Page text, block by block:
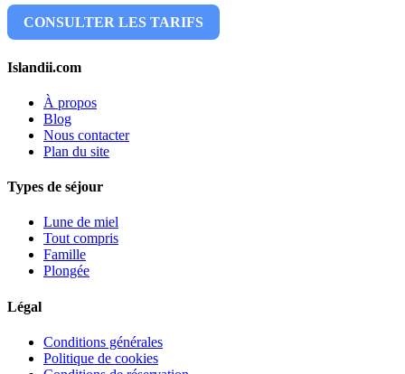
CONSULTER LES TARIFS
Islandii.com
À propos
Blog
Nous contacter
Plan du site
Types de séjour
Lune de miel
Tout compris
Famille
Plongée
Légal
Conditions générales
Politique de cookies